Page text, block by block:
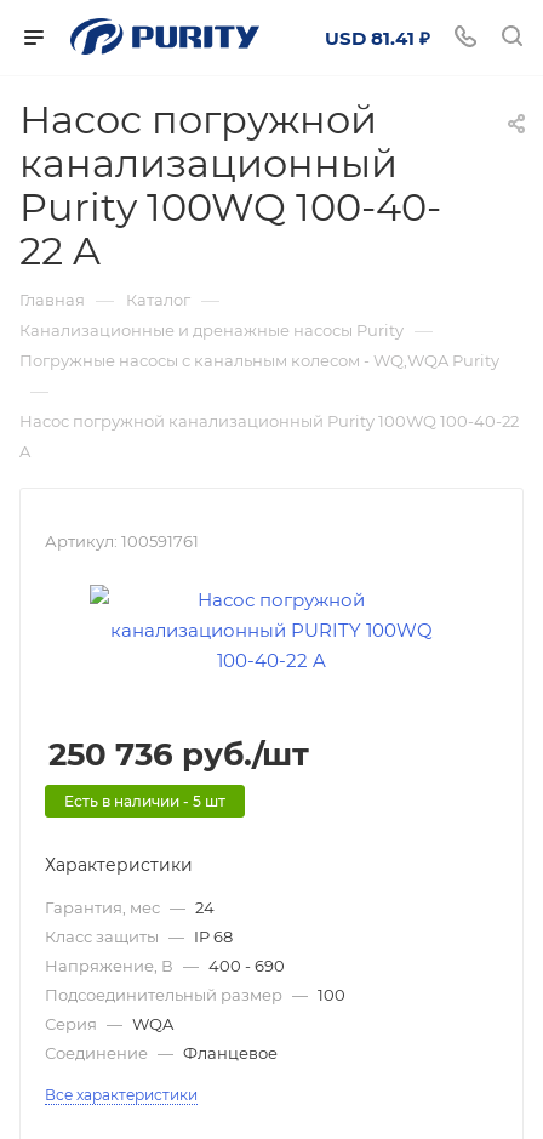
USD 81.41 ₽
Насос погружной
канализационный
Purity 100WQ 100-40-
22 A
Главная — Каталог —
Канализационные и дренажные насосы Purity —
Погружные насосы с канальным колесом - WQ,WQA Purity
—
Насос погружной канализационный Purity 100WQ 100-40-22
A
Артикул: 100591761
250 736 руб./шт
Есть в наличии - 5 шт
Характеристики
Гарантия, мес — 24
Класс защиты — IP 68
Напряжение, В — 400 - 690
Подсоединительный размер — 100
Серия — WQA
Соединение — Фланцевое
Все характеристики